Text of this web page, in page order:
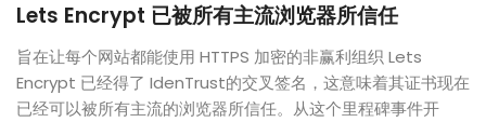
Lets Encrypt 已被所有主流浏览器所信任
旨在让每个网站都能使用 HTTPS 加密的非赢利组织 Lets
Encrypt 已经得了 IdenTrust的交叉签名，这意味着其证书现在
已经可以被所有主流的浏览器所信任。从这个里程碑事件开